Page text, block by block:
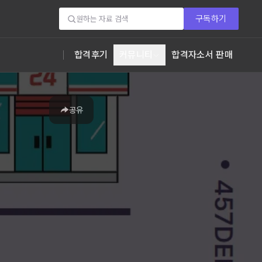
구독하기
합격후기 합격자소서 판매
공유